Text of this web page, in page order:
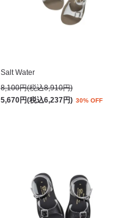
Salt Water
8,100円(税込8,910円)
5,670円(税込6,237円) 30% OFF